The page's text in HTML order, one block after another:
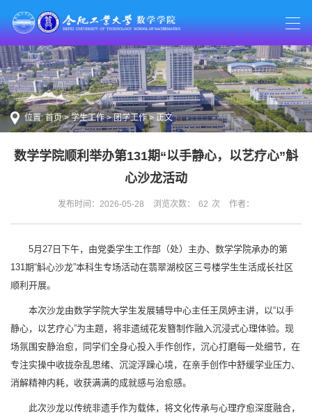
位置:首页>学生工作>团学工作> 正文
数学学院顺利举办第131期“以手静心，以艺疗心”斛
心沙龙活动
发布时间：2026-05-28 浏览次数： 62 次 作者：
5月27日下午，由党委学生工作部（处）主办、数学学院承办的第
131期“斛心沙龙”本科生专场活动在翡翠湖校区三号楼学生生活成长社区
顺利开展。
本次沙龙由数学学院大学生发展辅导中心主任王凤婷主讲，以“以手
静心，以艺疗心”为主题，将非遗绒花发簪制作融入沉浸式心理体验。现
场氛围安静治愈，同学们全身心投入手作创作，沉心打磨每一处细节，在
专注实操中收拢杂乱思绪、沉淀浮躁心境，在亲手创作中舒缓学业压力、
消解精神内耗，收获满满的成就感与治愈感。
此次沙龙以传统非遗手作为载体，将文化传承与心理疗愈深度融合，